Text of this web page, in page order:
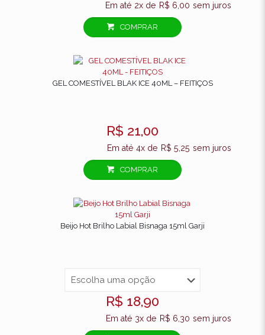
próxima vez que eu comentar.
Em até 2x de R$ 6,00 sem juros
COMPRAR
GEL COMESTÍVEL BLAK ICE 40ML – FEITIÇOS
R$ 21,00
Em até 4x de R$ 5,25 sem juros
COMPRAR
Beijo Hot Brilho Labial Bisnaga 15ml Garji
R$ 18,90
Em até 3x de R$ 6,30 sem juros